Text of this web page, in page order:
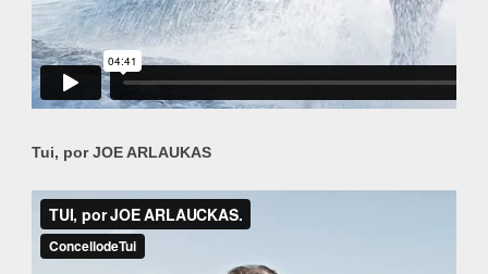
Tui, por JOE ARLAUKAS